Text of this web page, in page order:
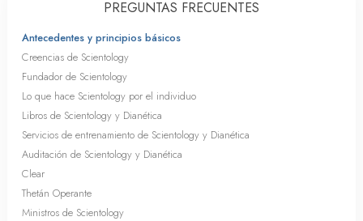
PREGUNTAS FRECUENTES
Antecedentes y principios básicos
Creencias de Scientology
Fundador de Scientology
Lo que hace Scientology por el individuo
Libros de Scientology y Dianética
Servicios de entrenamiento de Scientology y Dianética
Auditación de Scientology y Dianética
Clear
Thetán Operante
Ministros de Scientology